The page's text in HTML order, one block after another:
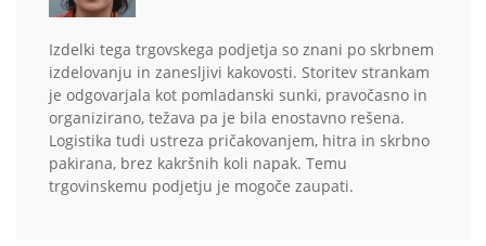
Izdelki tega trgovskega podjetja so znani po skrbnem
izdelovanju in zanesljivi kakovosti. Storitev strankam
je odgovarjala kot pomladanski sunki, pravočasno in
organizirano, težava pa je bila enostavno rešena.
Logistika tudi ustreza pričakovanjem, hitra in skrbno
pakirana, brez kakršnih koli napak. Temu
trgovinskemu podjetju je mogoče zaupati.